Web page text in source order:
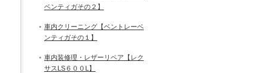
ベンティガその２】
車内クリーニング【ベントレーベ
ンティガその１】
車内装修理・レザーリペア【レク
サスLS６００L】